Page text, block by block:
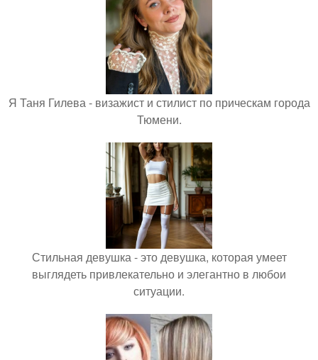
Я Таня Гилева - визажист и стилист по прическам города
Тюмени.
Стильная девушка - это девушка, которая умеет
выглядеть привлекательно и элегантно в любои
ситуации.